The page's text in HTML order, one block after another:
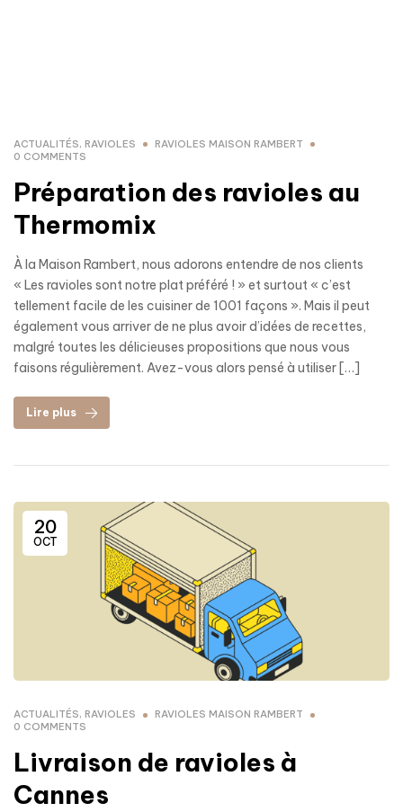
ACTUALITÉS, RAVIOLES
RAVIOLES MAISON RAMBERT
0 COMMENTS
Préparation des ravioles au
Thermomix
À la Maison Rambert, nous adorons entendre de nos clients
« Les ravioles sont notre plat préféré ! » et surtout « c’est
tellement facile de les cuisiner de 1001 façons ». Mais il peut
également vous arriver de ne plus avoir d’idées de recettes,
malgré toutes les délicieuses propositions que nous vous
faisons régulièrement. Avez-vous alors pensé à utiliser […]
Lire plus
20
OCT
ACTUALITÉS, RAVIOLES
RAVIOLES MAISON RAMBERT
0 COMMENTS
Livraison de ravioles à
Cannes